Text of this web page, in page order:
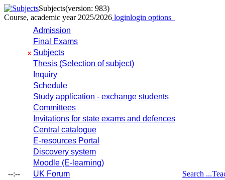
Subjects(version: 983)
Course, academic year 2025/2026 loginlogin options
--:--
Admission
Final Exams
x Subjects
Thesis (Selection of subject)
Inquiry
Schedule
Study application - exchange students
Committees
Invitations for state exams and defences
Central catalogue
E-resources Portal
Discovery system
Moodle (E-learning)
UK Forum
Search ...